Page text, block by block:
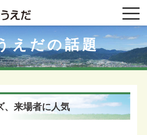
えだの話題
、来場者に人気